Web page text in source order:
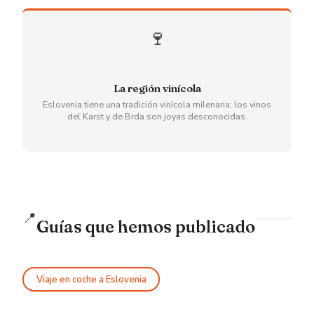
🍷
La región vinícola
Eslovenia tiene una tradición vinícola milenaria; los vinos
del Karst y de Brda son joyas desconocidas.
📍Guías que hemos publicado
Viaje en coche a Eslovenia